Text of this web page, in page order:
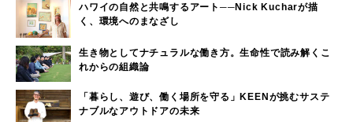
ハワイの自然と共鳴するアート──Nick Kucharが描
く、環境へのまなざし
生き物としてナチュラルな働き方。生命性で読み解くこ
れからの組織論
「暮らし、遊び、働く場所を守る」KEENが挑むサステ
ナブルなアウトドアの未来